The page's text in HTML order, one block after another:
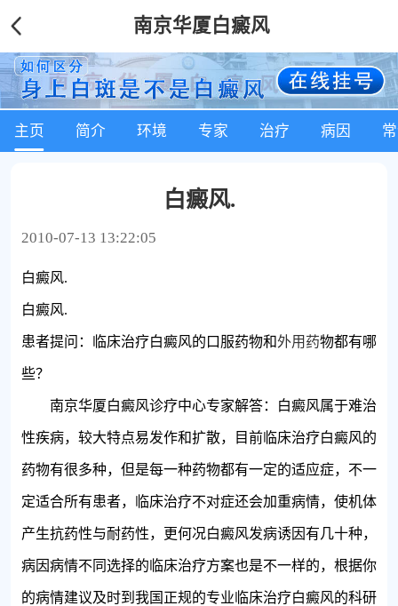
南京华厦白癜风
主页 简介 环境 专家 治疗 病因
白癜风.
2010-07-13 13:22:05
白癜风.
白癜风.
患者提问：临床治疗白癜风的口服药物和外用药物都有哪
些？
南京华厦白癜风诊疗中心专家解答：白癜风属于难治
性疾病，较大特点易发作和扩散，目前临床治疗白癜风的
药物有很多种，但是每一种药物都有一定的适应症，不一
定适合所有患者，临床治疗不对症还会加重病情，使机体
产生抗药性与耐药性，更何况白癜风发病诱因有几十种，
病因病情不同选择的临床治疗方案也是不一样的，根据你
的病情建议及时到我国正规的专业临床治疗白癜风的科研